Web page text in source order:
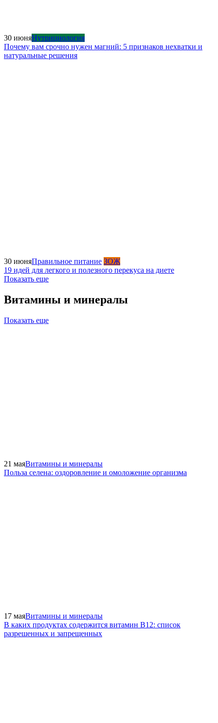
30 июняНутрициология
Почему вам срочно нужен магний: 5 признаков нехватки и
натуральные решения
30 июняПравильное питание ЗОЖ
19 идей для легкого и полезного перекуса на диете
Показать еще
Витамины и минералы
Показать еще
21 маяВитамины и минералы
Польза селена: оздоровление и омоложение организма
17 маяВитамины и минералы
В каких продуктах содержится витамин В12: список
разрешенных и запрещенных